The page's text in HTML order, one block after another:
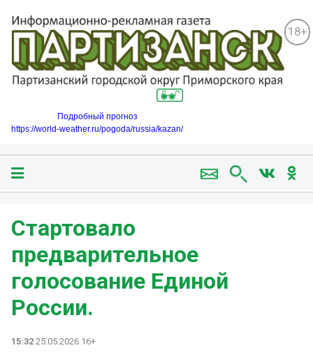
18+
Подробный прогноз
https://world-weather.ru/pogoda/russia/kazan/
Стартовало
предварительное
голосование Единой
России.
15:32 25.05.2026 16+